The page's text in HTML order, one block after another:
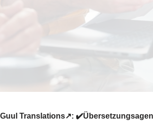
Translations↗️: